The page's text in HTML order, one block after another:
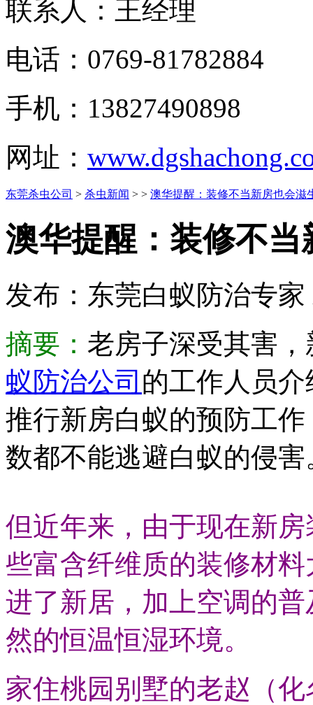
联系人：王经理
电话：0769-81782884
手机：13827490898
网址：
东莞杀虫公司 > 杀虫新闻 > > 澳华提醒：装修不当新房也会滋
澳华提醒：装修不
发布：东莞白蚁防治专家
摘要： 老房子深受其害
蚁防治公司 的工作人员
推行新房白蚁的预防工
数都不能逃避白蚁的侵害
但近年来，由于现在新
些富含纤维质的装修材
进了新居，加上空调的
然的恒温恒湿环境。
家住桃园别墅的老赵（